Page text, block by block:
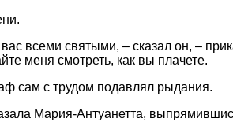
всеми святыми, – сказал он, –
меня смотреть, как вы плачете.
сам с трудом подавлял рыдания.
Мария-Антуанетта,